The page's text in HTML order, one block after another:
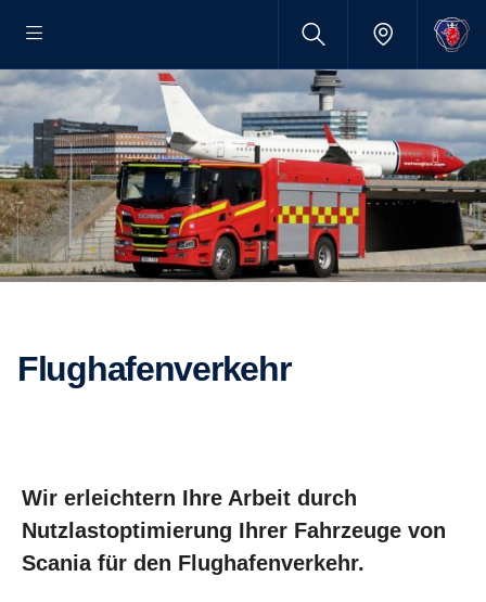
Flughafenverkehr
Wir erleichtern Ihre Arbeit durch
Nutzlastoptimierung Ihrer Fahrzeuge von
Scania für den Flughafenverkehr.